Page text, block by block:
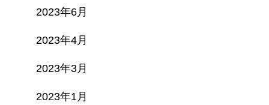
2023年6月
2023年4月
2023年3月
2023年1月